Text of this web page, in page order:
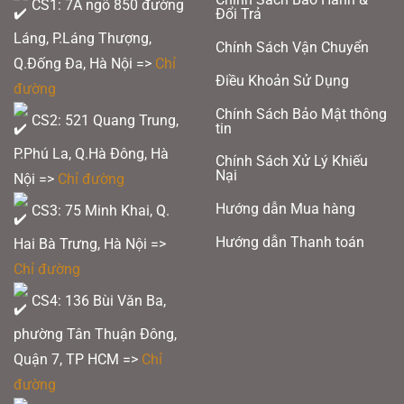
Vợt cầu lông Yonex Nanoflare 700 Tuor 2024 Midnight Purple
Thiết kế năm nay có phẩn tối giản nhưng không kém huyền bí và vô cùng
quấn hút. Các chi tiết được làm tỉ mỉ tạo độ bắt mắt và hứng thú cho người
dùng.
Xem thêm:
2025: Bất Ngờ Thiếu Cặp Đôi Số 1
2. Thông số kỹ thuật của Vợt cầu lông Yonex Nanoflare 700 Pro
Trọng lượng: 4U (Avg 83g)
CS1: 7A ngõ 850 đường
Láng, P.Láng Thượng,
Q.Đống Đa, Hà Nội => Chỉ
đường
CS2: 521 Quang Trung,
P.Phú La, Q.Hà Đông, Hà
Nội => Chỉ đường
CS3: 75 Minh Khai, Q.
Hai Bà Trưng, Hà Nội =>
Chỉ đường
CS4: 136 Bùi Văn Ba,
phường Tân Thuận Đông,
Quận 7, TP HCM => Chỉ
đường
Đổi Trả
Chính Sách Vận Chuyển
Điều Khoản Sử Dụng
Chính Sách Bảo Mật thông
tin
Chính Sách Xử Lý Khiếu
Nại
Hướng dẫn Mua hàng
Hướng dẫn Thanh toán